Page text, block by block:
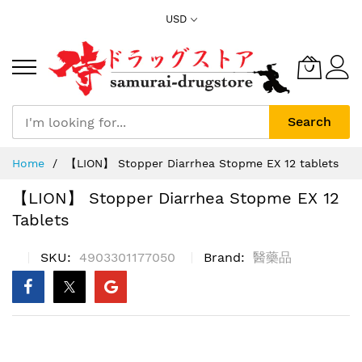
USD
Search
Home 【LION】 Stopper Diarrhea Stopme EX 12 tablets
【LION】 Stopper Diarrhea Stopme EX 12
Tablets
SKU 4903301177050 Brand 醫藥品